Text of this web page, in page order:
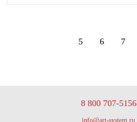
5 6 7
8 800 707-5156
info@art-system.ru